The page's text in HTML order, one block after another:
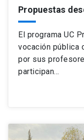
Propuestas
El programa UC
vocación pública
por sus
participan…